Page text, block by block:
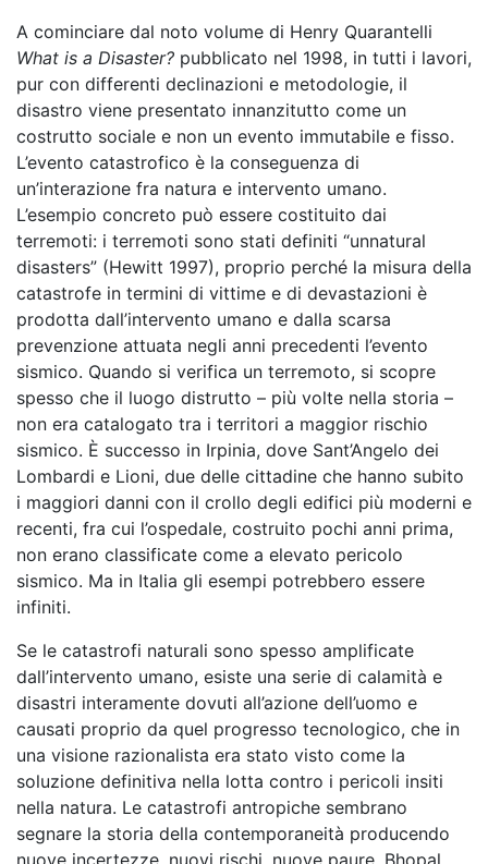
A cominciare dal noto volume di Henry Quarantelli
What is a Disaster? pubblicato nel 1998, in tutti i lavori,
pur con differenti declinazioni e metodologie, il
disastro viene presentato innanzitutto come un
costrutto sociale e non un evento immutabile e fisso.
L’evento catastrofico è la conseguenza di
un’interazione fra natura e intervento umano.
L’esempio concreto può essere costituito dai
terremoti: i terremoti sono stati definiti “unnatural
disasters” (Hewitt 1997), proprio perché la misura della
catastrofe in termini di vittime e di devastazioni è
prodotta dall’intervento umano e dalla scarsa
prevenzione attuata negli anni precedenti l’evento
sismico. Quando si verifica un terremoto, si scopre
spesso che il luogo distrutto – più volte nella storia –
non era catalogato tra i territori a maggior rischio
sismico. È successo in Irpinia, dove Sant’Angelo dei
Lombardi e Lioni, due delle cittadine che hanno subito
i maggiori danni con il crollo degli edifici più moderni e
recenti, fra cui l’ospedale, costruito pochi anni prima,
non erano classificate come a elevato pericolo
sismico. Ma in Italia gli esempi potrebbero essere
infiniti.
Se le catastrofi naturali sono spesso amplificate
dall’intervento umano, esiste una serie di calamità e
disastri interamente dovuti all’azione dell’uomo e
causati proprio da quel progresso tecnologico, che in
una visione razionalista era stato visto come la
soluzione definitiva nella lotta contro i pericoli insiti
nella natura. Le catastrofi antropiche sembrano
segnare la storia della contemporaneità producendo
nuove incertezze, nuovi rischi, nuove paure. Bhopal,